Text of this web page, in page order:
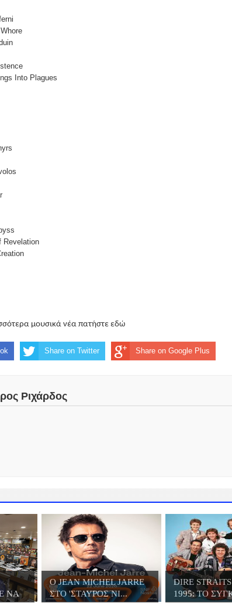
Into Plagues
Revelation
μουσικά νέα πατήστε εδώ
Share on Twitter Share on Google Plus
Ριχάρδος
ΝΑ
Ο JΕΑN MICHEL JARRE
ΣΤΟ 'ΣΤΑΥΡΟΣ ΝΙ...
DIRE
1995: ΤΟ